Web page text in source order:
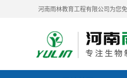
河南雨林教育工程有限公司为您